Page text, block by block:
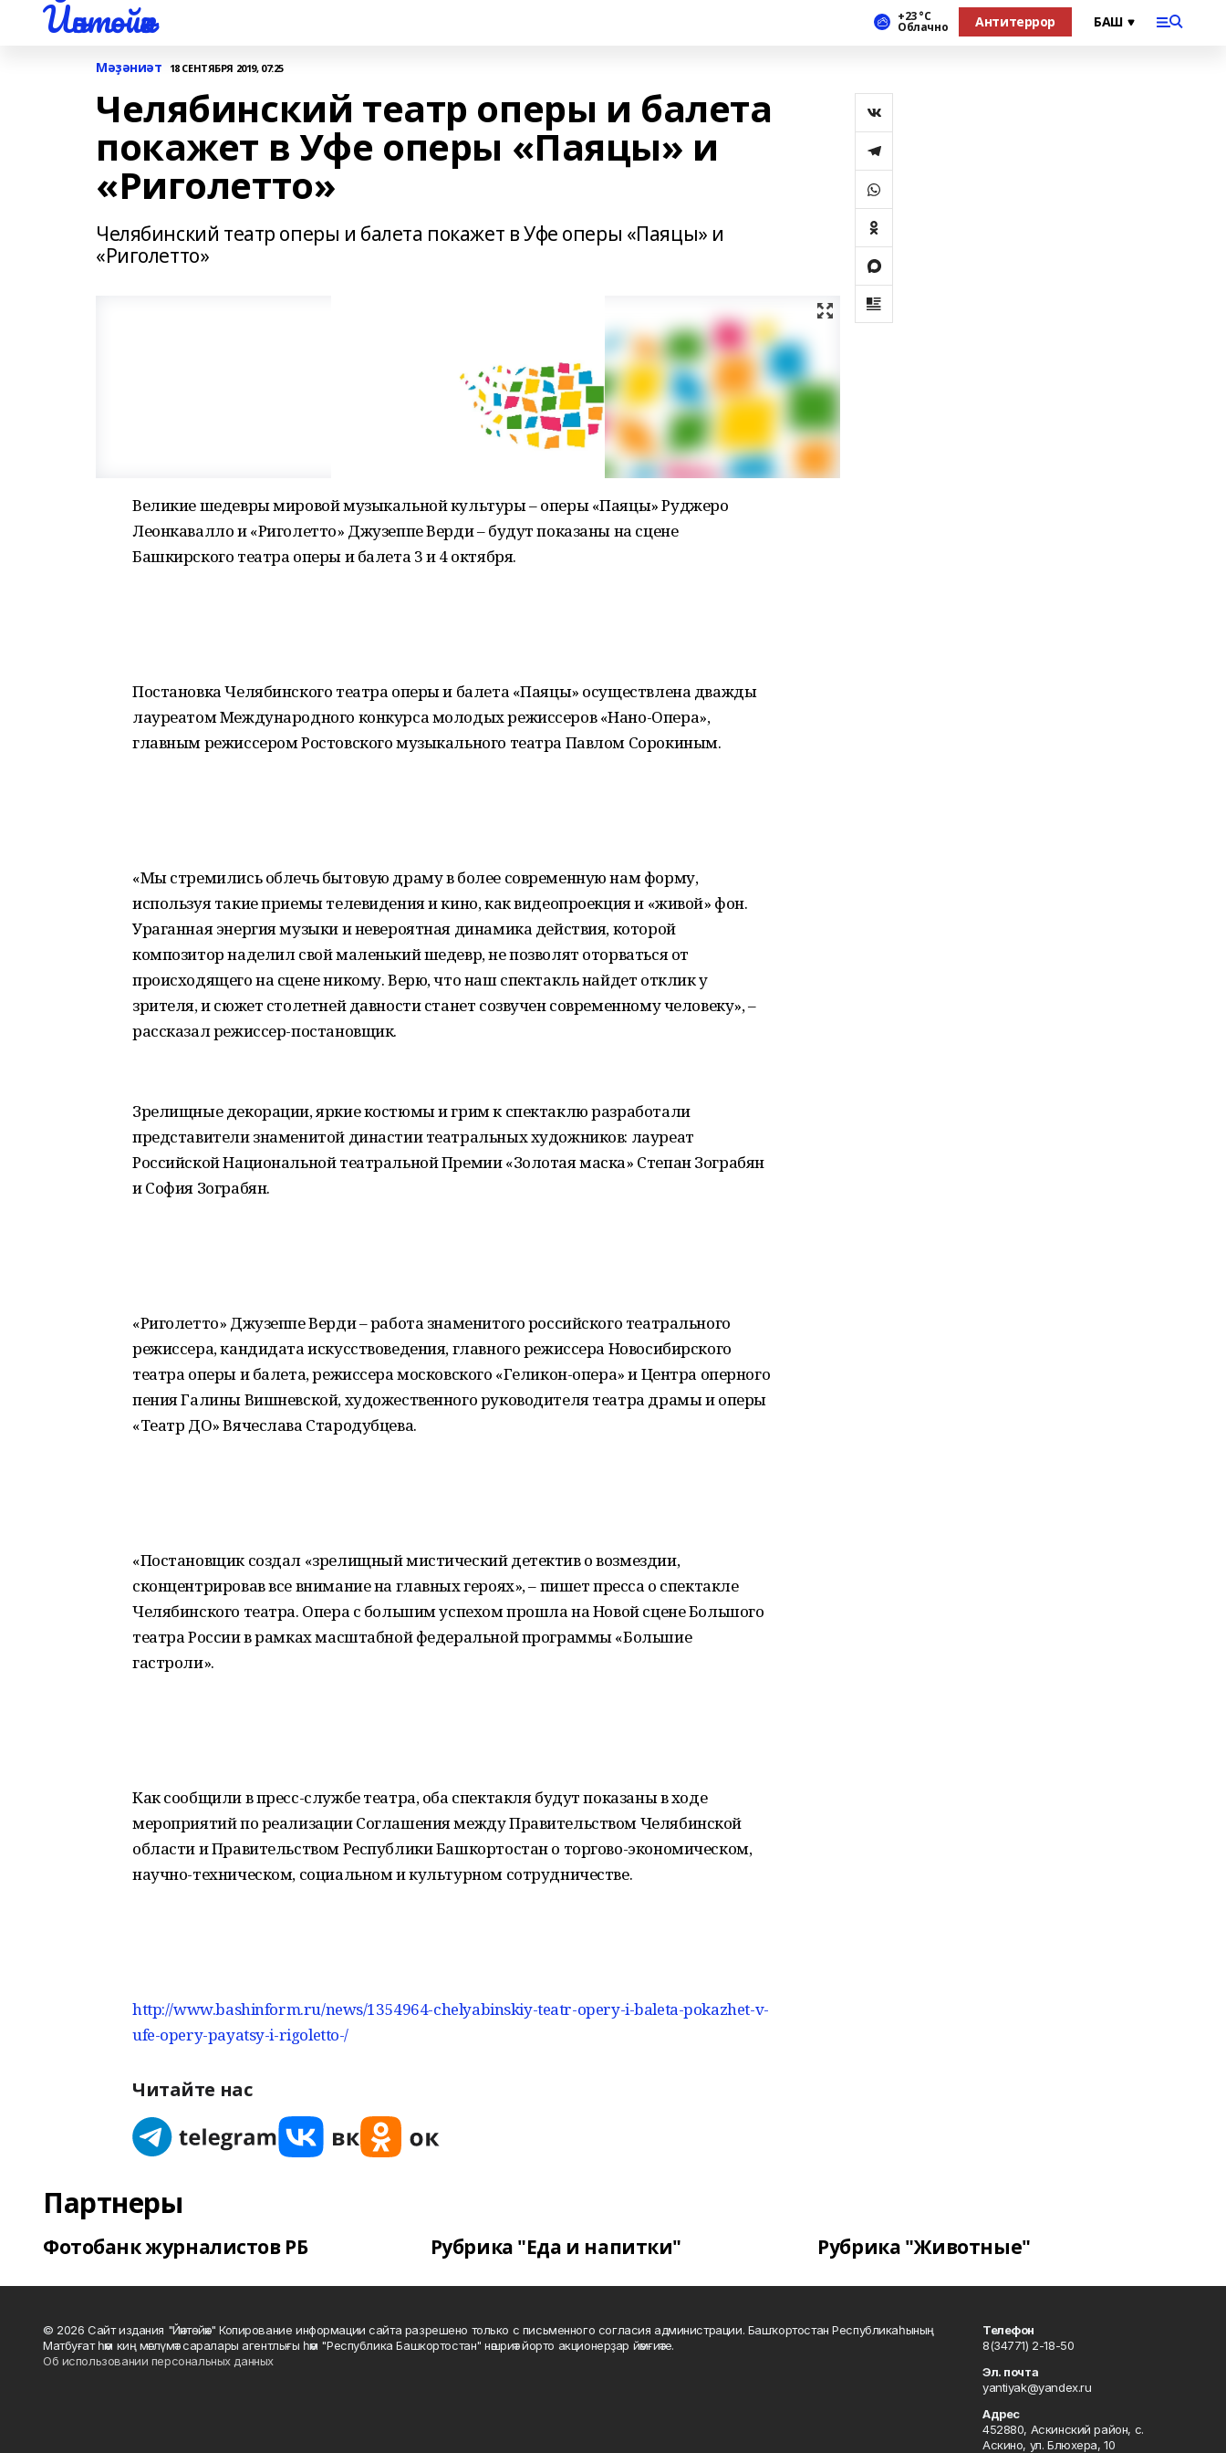
Йәнтөйәк +23 °С
Облачно Антитеррор
Мәҙәниәт 18 СЕНТЯБРЯ 2019, 07:25
Челябинский театр оперы и балета
покажет в Уфе оперы «Паяцы» и
«Риголетто»
Челябинский театр оперы и балета покажет в Уфе оперы «Паяцы» и
«Риголетто»
Великие шедевры мировой музыкальной культуры – оперы «Паяцы» Руджеро
Леонкавалло и «Риголетто» Джузеппе Верди – будут показаны на сцене
Башкирского театра оперы и балета 3 и 4 октября.
Постановка Челябинского театра оперы и балета «Паяцы» осуществлена дважды
лауреатом Международного конкурса молодых режиссеров «Нано-Опера»,
главным режиссером Ростовского музыкального театра Павлом Сорокиным.
«Мы стремились облечь бытовую драму в более современную нам форму,
используя такие приемы телевидения и кино, как видеопроекция и «живой» фон.
Ураганная энергия музыки и невероятная динамика действия, которой
композитор наделил свой маленький шедевр, не позволят оторваться от
происходящего на сцене никому. Верю, что наш спектакль найдет отклик у
зрителя, и сюжет столетней давности станет созвучен современному человеку», –
рассказал режиссер-постановщик.
Зрелищные декорации, яркие костюмы и грим к спектаклю разработали
представители знаменитой династии театральных художников: лауреат
Российской Национальной театральной Премии «Золотая маска» Степан Зограбян
и София Зограбян.
«Риголетто» Джузеппе Верди – работа знаменитого российского театрального
режиссера, кандидата искусствоведения, главного режиссера Новосибирского
театра оперы и балета, режиссера московского «Геликон-опера» и Центра оперного
пения Галины Вишневской, художественного руководителя театра драмы и оперы
«Театр ДО» Вячеслава Стародубцева.
«Постановщик создал «зрелищный мистический детектив о возмездии,
сконцентрировав все внимание на главных героях», – пишет пресса о спектакле
Челябинского театра. Опера с большим успехом прошла на Новой сцене Большого
театра России в рамках масштабной федеральной программы «Большие
гастроли».
Как сообщили в пресс-службе театра, оба спектакля будут показаны в ходе
мероприятий по реализации Соглашения между Правительством Челябинской
области и Правительством Республики Башкортостан о торгово-экономическом,
научно-техническом, социальном и культурном сотрудничестве.
http://www.bashinform.ru/news/1354964-chelyabinskiy-teatr-opery-i-baleta-pokazhet-v-
ufe-opery-payatsy-i-rigoletto-/
Читайте нас
Партнеры
Фотобанк журналистов РБ Рубрика "Еда и напитки" Рубрика "Животные"
© 2026 Сайт издания "Йәнтөйәк" Копирование информации сайта разрешено только с письменного согласия администрации. Башҡортостан Республикаһының
Матбуғат һәм киң мәғлүмәт саралары агентлығы һәм "Республика Башкортостан" нәшриәт йорто акционерҙар йәмғиәте.
Об использовании персональных данных
Телефон
8(34771) 2-18-50
Эл. почта
yantiyak@yandex.ru
Адрес
452880, Аскинский район, с.
Аскино, ул. Блюхера, 10